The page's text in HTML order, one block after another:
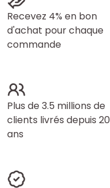
Recevez 4% en bon
d'achat pour chaque
commande
Plus de 3.5 millions de
clients livrés depuis 20
ans